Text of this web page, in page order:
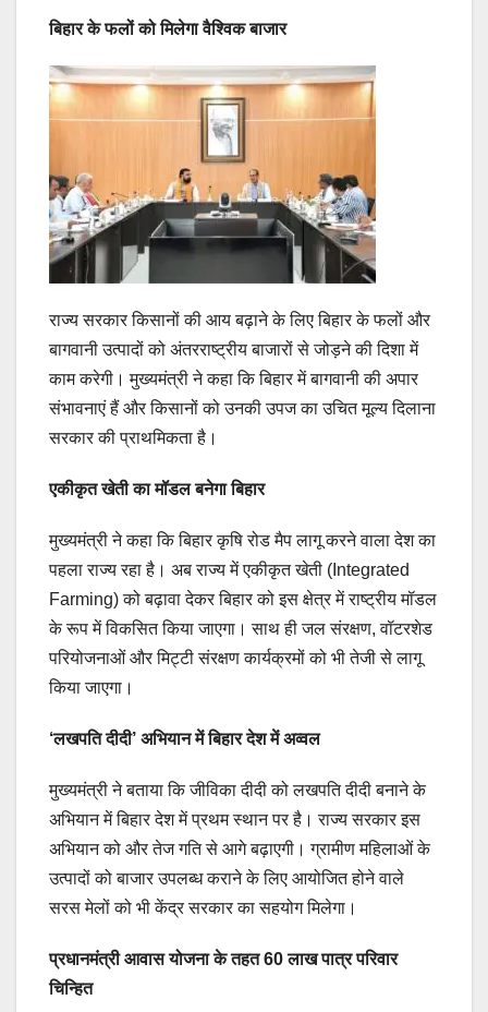
बिहार के फलों को मिलेगा वैश्विक बाजार
राज्य सरकार किसानों की आय बढ़ाने के लिए बिहार के फलों और
बागवानी उत्पादों को अंतरराष्ट्रीय बाजारों से जोड़ने की दिशा में
काम करेगी। मुख्यमंत्री ने कहा कि बिहार में बागवानी की अपार
संभावनाएं हैं और किसानों को उनकी उपज का उचित मूल्य दिलाना
सरकार की प्राथमिकता है।
एकीकृत खेती का मॉडल बनेगा बिहार
मुख्यमंत्री ने कहा कि बिहार कृषि रोड मैप लागू करने वाला देश का
पहला राज्य रहा है। अब राज्य में एकीकृत खेती (Integrated
Farming) को बढ़ावा देकर बिहार को इस क्षेत्र में राष्ट्रीय मॉडल
के रूप में विकसित किया जाएगा। साथ ही जल संरक्षण, वॉटरशेड
परियोजनाओं और मिट्टी संरक्षण कार्यक्रमों को भी तेजी से लागू
किया जाएगा।
‘लखपति दीदी’ अभियान में बिहार देश में अव्वल
मुख्यमंत्री ने बताया कि जीविका दीदी को लखपति दीदी बनाने के
अभियान में बिहार देश में प्रथम स्थान पर है। राज्य सरकार इस
अभियान को और तेज गति से आगे बढ़ाएगी। ग्रामीण महिलाओं के
उत्पादों को बाजार उपलब्ध कराने के लिए आयोजित होने वाले
सरस मेलों को भी केंद्र सरकार का सहयोग मिलेगा।
प्रधानमंत्री आवास योजना के तहत 60 लाख पात्र परिवार
चिन्हित